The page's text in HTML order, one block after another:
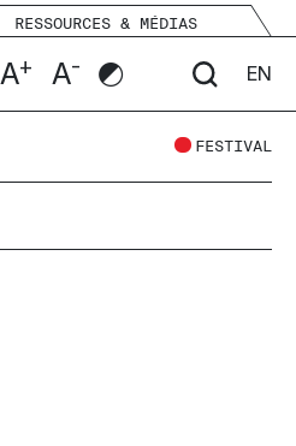
RESSOURCES & MÉDIAS
A+ A- EN
FESTIVAL